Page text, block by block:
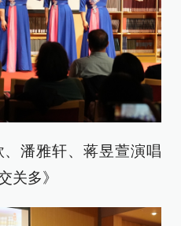
潘雅轩、蒋昱萱演唱
关多》